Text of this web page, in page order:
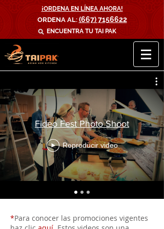
¡ORDENA EN LÍNEA AHORA!
ORDENA AL: (667) 7156622
ENCUENTRA TU TAI PAK
Fideo Fest Photo Shoot
Reproducir video
*Para conocer las promociones vigentes